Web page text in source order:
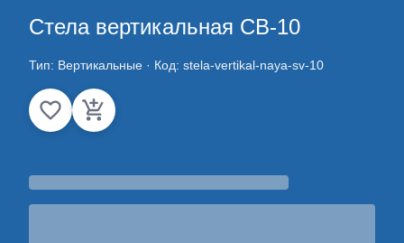
Стела вертикальная СВ-10
Тип: Вертикальные · Код: stela-vertikal-naya-sv-10